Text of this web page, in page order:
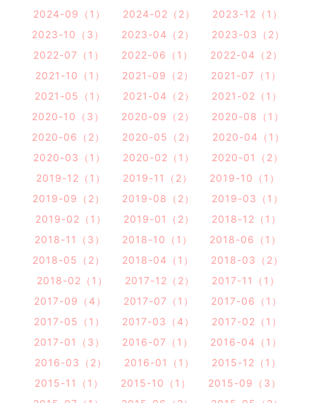
2024-09（1）
2024-02（2）
2023-12（1）
2023-10（3）
2023-04（2）
2023-03（2）
2022-07（1）
2022-06（1）
2022-04（2）
2021-10（1）
2021-09（2）
2021-07（1）
2021-05（1）
2021-04（2）
2021-02（1）
2020-10（3）
2020-09（2）
2020-08（1）
2020-06（2）
2020-05（2）
2020-04（1）
2020-03（1）
2020-02（1）
2020-01（2）
2019-12（1）
2019-11（2）
2019-10（1）
2019-09（2）
2019-08（2）
2019-03（1）
2019-02（1）
2019-01（2）
2018-12（1）
2018-11（3）
2018-10（1）
2018-06（1）
2018-05（2）
2018-04（1）
2018-03（2）
2018-02（1）
2017-12（2）
2017-11（1）
2017-09（4）
2017-07（1）
2017-06（1）
2017-05（1）
2017-03（4）
2017-02（1）
2017-01（3）
2016-07（1）
2016-04（1）
2016-03（2）
2016-01（1）
2015-12（1）
2015-11（1）
2015-10（1）
2015-09（3）